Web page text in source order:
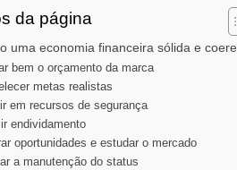
da página
uma economia financeira sólida e
bem o orçamento da marca
metas realistas
em recursos de segurança
endividamento
oportunidades e estudar o mercado
a manutenção do status